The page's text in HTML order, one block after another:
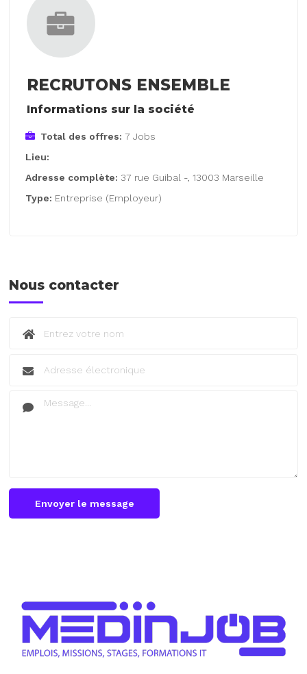
RECRUTONS ENSEMBLE
Informations sur la société
Total des offres: 7 Jobs
Lieu:
Adresse complète: 37 rue Guibal -, 13003 Marseille
Type: Entreprise (Employeur)
Nous contacter
Envoyer le message